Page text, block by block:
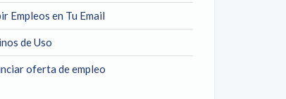
Empleos en Tu Email
de Uso
oferta de empleo